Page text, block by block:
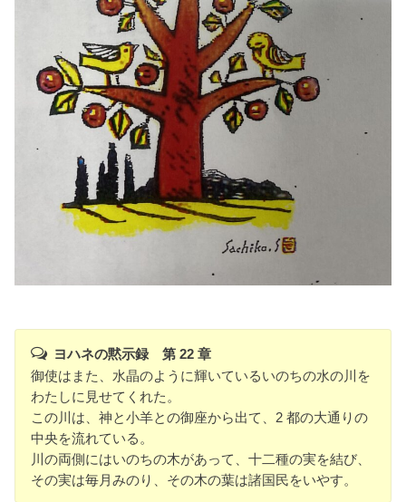
ヨハネの黙示録 第 22 章
御使はまた、水晶のように輝いているいのちの水の川を
わたしに見せてくれた。
この川は、神と小羊との御座から出て、2 都の大通りの
中央を流れている。
川の両側にはいのちの木があって、十二種の実を結び、
その実は毎月みのり、その木の葉は諸国民をいやす。